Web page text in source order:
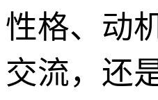
性格、动
交流，还